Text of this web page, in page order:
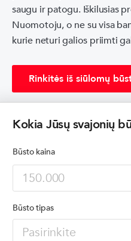
saugu ir patogu. Iškilusias
Nuomotoju, o ne su visa
kurie neturi galios priimti
Rinkitės iš siūlomų
Kokia Jūsų svajonių
Būsto kaina
Būsto tipas